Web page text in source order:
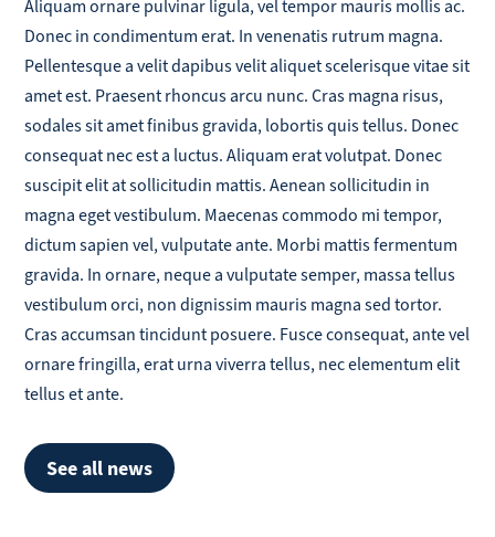
Aliquam ornare pulvinar ligula, vel tempor mauris mollis ac.
Donec in condimentum erat. In venenatis rutrum magna.
Pellentesque a velit dapibus velit aliquet scelerisque vitae sit
amet est. Praesent rhoncus arcu nunc. Cras magna risus,
sodales sit amet finibus gravida, lobortis quis tellus. Donec
consequat nec est a luctus. Aliquam erat volutpat. Donec
suscipit elit at sollicitudin mattis. Aenean sollicitudin in
magna eget vestibulum. Maecenas commodo mi tempor,
dictum sapien vel, vulputate ante. Morbi mattis fermentum
gravida. In ornare, neque a vulputate semper, massa tellus
vestibulum orci, non dignissim mauris magna sed tortor.
Cras accumsan tincidunt posuere. Fusce consequat, ante vel
ornare fringilla, erat urna viverra tellus, nec elementum elit
tellus et ante.
See all news